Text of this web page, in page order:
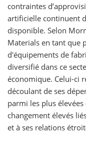
contraintes
artificielle continuent
disponible. Selon
Materials en tant que
d'équipements de
diversifié dans ce
économique. Celui-ci
découlant de ses
parmi les plus
changement élevés
et à ses relations